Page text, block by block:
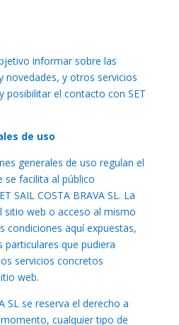
informar sobre las
novedades, y otros servicios
posibilitar el contacto con SET
de uso
generales de uso regulan el
se facilita al público
SAIL COSTA BRAVA SL. La
sitio web o acceso al mismo
condiciones aquí expuestas,
particulares que pudiera
servicios concretos
web.
SL se reserva el derecho a
cualquier tipo de